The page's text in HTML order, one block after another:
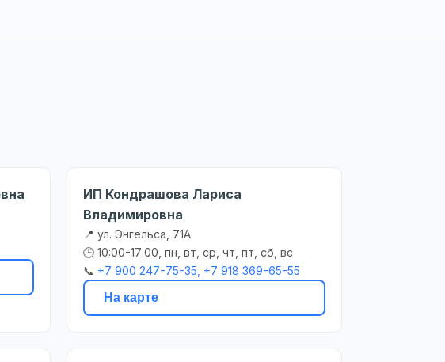
ИП Кондрашова Лариса
Владимировна
📍 ул. Энгельса, 71А
🕒 10:00-17:00, пн, вт, ср, чт, пт, сб, вс
📞 +7 900 247-75-35, +7 918 369-65-55
На карте